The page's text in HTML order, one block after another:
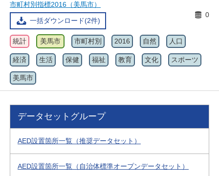
市町村別指標2016（美馬市）
一括ダウンロード(2件)
0
統計 美馬市 市町村別 2016 自然 人口
経済 生活 保健 福祉 教育 文化 スポーツ
美馬市
データセットグループ
AED設置箇所一覧（推奨データセット）
AED設置箇所一覧（自治体標準オープンデータセット）